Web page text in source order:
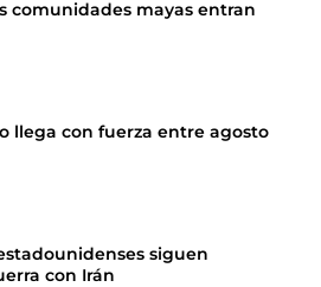
comunidades mayas entran
llega con fuerza entre agosto
siguen
con Irán